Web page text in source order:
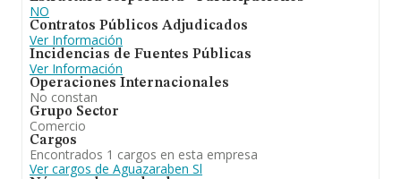
NO
Contratos Públicos Adjudicados
Ver Información
Incidencias de Fuentes Públicas
Ver Información
Operaciones Internacionales
No constan
Grupo Sector
Comercio
Cargos
Encontrados 1 cargos en esta empresa
Ver cargos de Aguazaraben Sl